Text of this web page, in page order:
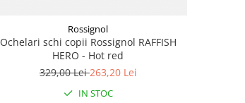
Rossignol
Ochelari schi copii Rossignol RAFFISH
HERO - Hot red
329,00 Lei263,20 Lei
IN STOC